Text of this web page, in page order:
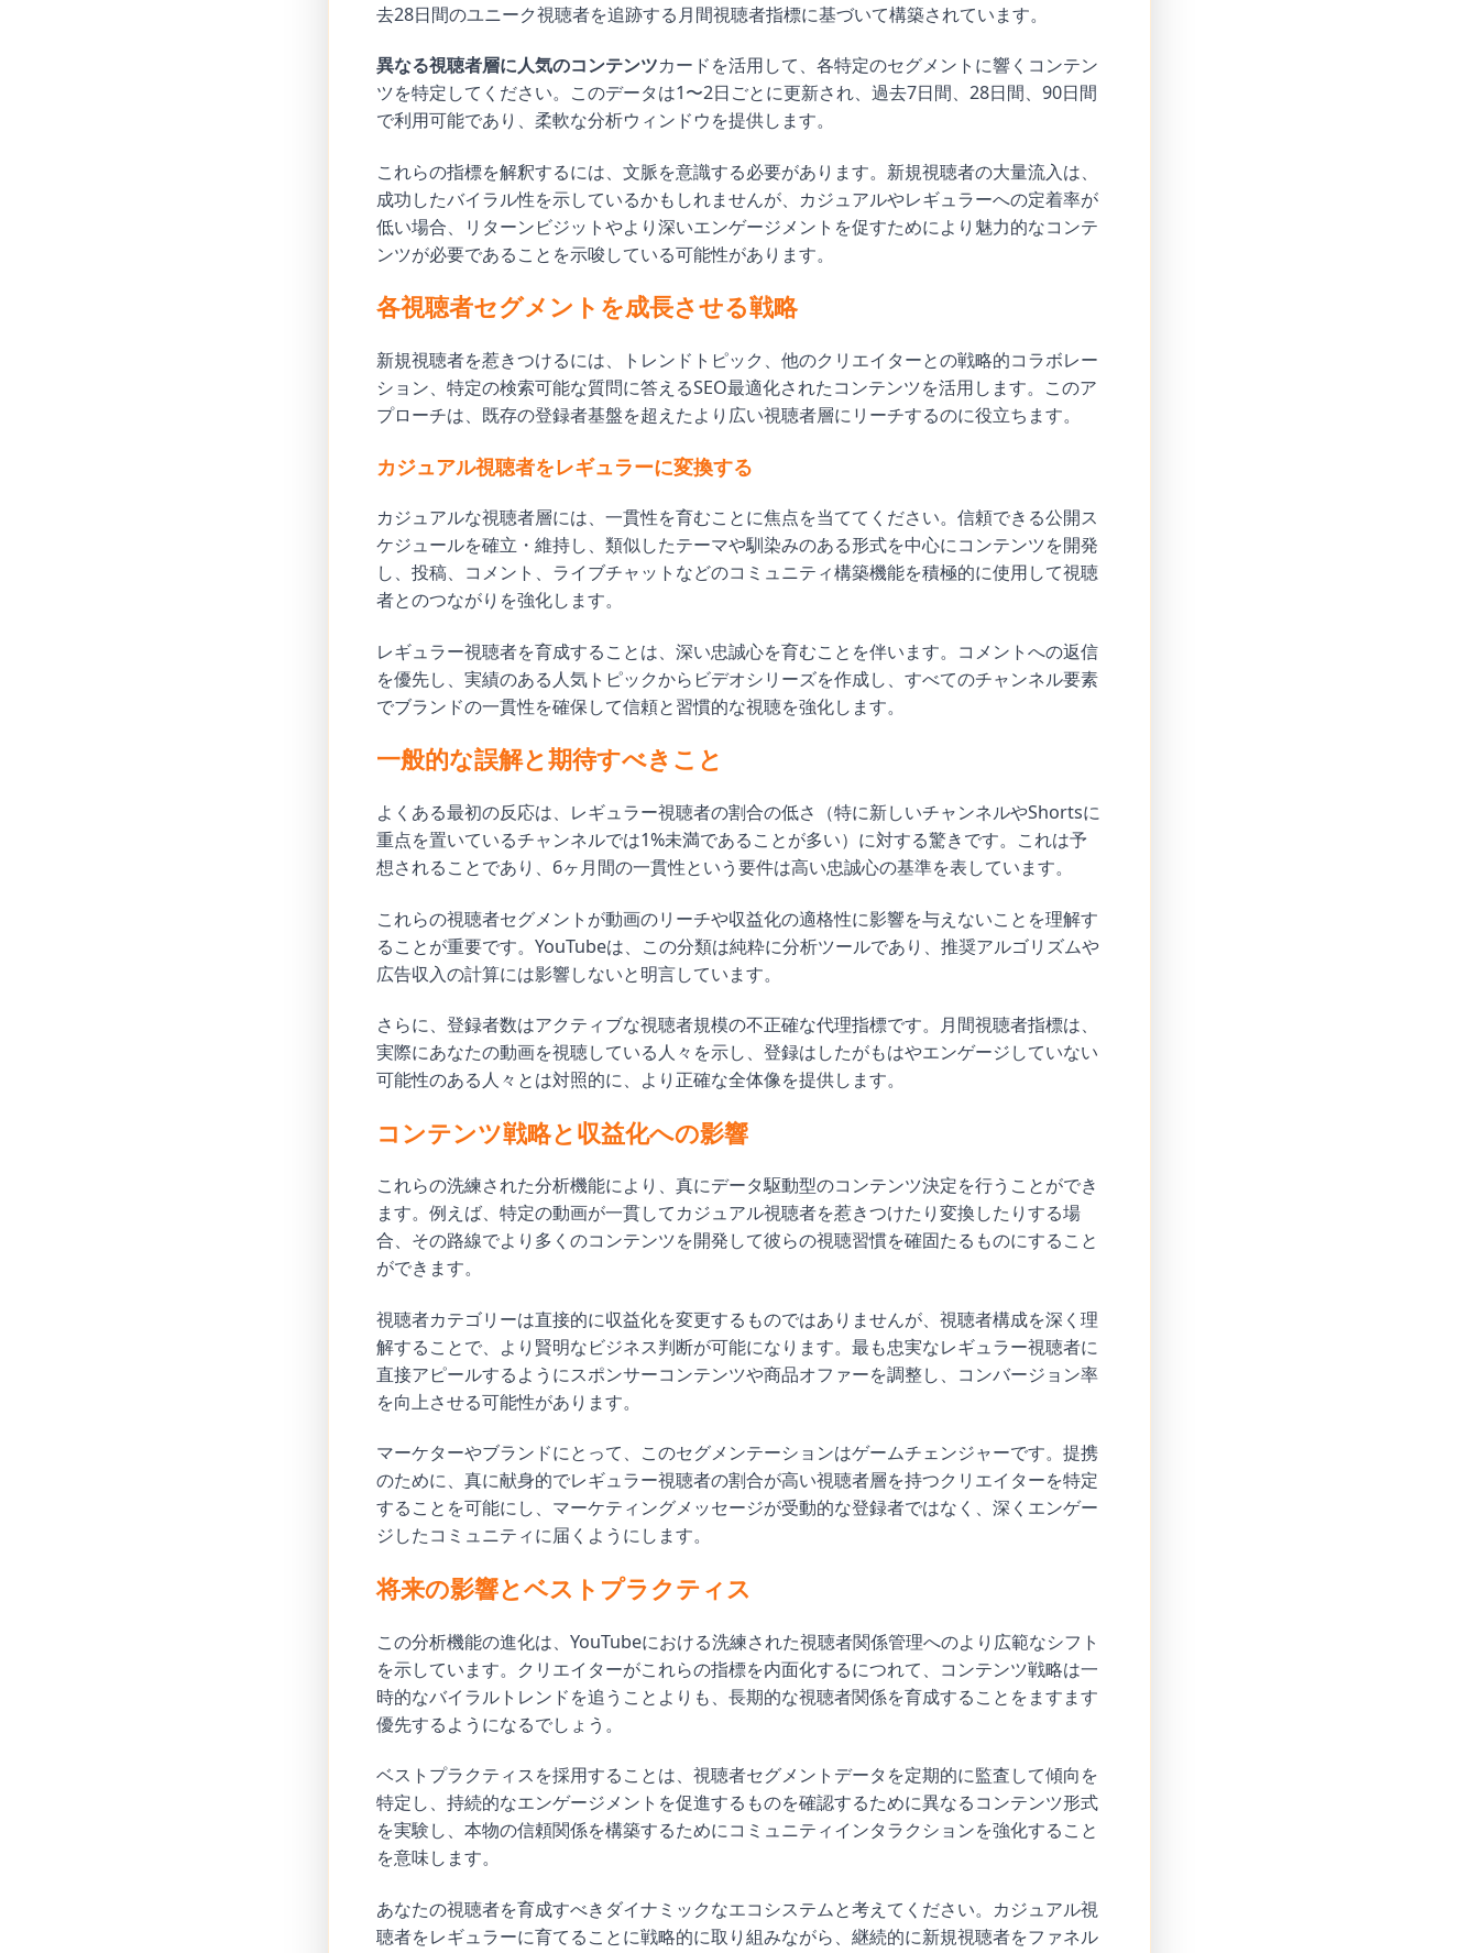
去28日間のユニーク視聴者を追跡する月間視聴者指標に基づいて構築されています。
異なる視聴者層に人気のコンテンツカードを活用して、各特定のセグメントに響くコンテン
ツを特定してください。このデータは1〜2日ごとに更新され、過去7日間、28日間、90日間
で利用可能であり、柔軟な分析ウィンドウを提供します。
これらの指標を解釈するには、文脈を意識する必要があります。新規視聴者の大量流入は、
成功したバイラル性を示しているかもしれませんが、カジュアルやレギュラーへの定着率が
低い場合、リターンビジットやより深いエンゲージメントを促すためにより魅力的なコンテ
ンツが必要であることを示唆している可能性があります。
各視聴者セグメントを成長させる戦略
新規視聴者を惹きつけるには、トレンドトピック、他のクリエイターとの戦略的コラボレー
ション、特定の検索可能な質問に答えるSEO最適化されたコンテンツを活用します。このア
プローチは、既存の登録者基盤を超えたより広い視聴者層にリーチするのに役立ちます。
カジュアル視聴者をレギュラーに変換する
カジュアルな視聴者層には、一貫性を育むことに焦点を当ててください。信頼できる公開ス
ケジュールを確立・維持し、類似したテーマや馴染みのある形式を中心にコンテンツを開発
し、投稿、コメント、ライブチャットなどのコミュニティ構築機能を積極的に使用して視聴
者とのつながりを強化します。
レギュラー視聴者を育成することは、深い忠誠心を育むことを伴います。コメントへの返信
を優先し、実績のある人気トピックからビデオシリーズを作成し、すべてのチャンネル要素
でブランドの一貫性を確保して信頼と習慣的な視聴を強化します。
一般的な誤解と期待すべきこと
よくある最初の反応は、レギュラー視聴者の割合の低さ（特に新しいチャンネルやShortsに
重点を置いているチャンネルでは1%未満であることが多い）に対する驚きです。これは予
想されることであり、6ヶ月間の一貫性という要件は高い忠誠心の基準を表しています。
これらの視聴者セグメントが動画のリーチや収益化の適格性に影響を与えないことを理解す
ることが重要です。YouTubeは、この分類は純粋に分析ツールであり、推奨アルゴリズムや
広告収入の計算には影響しないと明言しています。
さらに、登録者数はアクティブな視聴者規模の不正確な代理指標です。月間視聴者指標は、
実際にあなたの動画を視聴している人々を示し、登録はしたがもはやエンゲージしていない
可能性のある人々とは対照的に、より正確な全体像を提供します。
コンテンツ戦略と収益化への影響
これらの洗練された分析機能により、真にデータ駆動型のコンテンツ決定を行うことができ
ます。例えば、特定の動画が一貫してカジュアル視聴者を惹きつけたり変換したりする場
合、その路線でより多くのコンテンツを開発して彼らの視聴習慣を確固たるものにすること
ができます。
視聴者カテゴリーは直接的に収益化を変更するものではありませんが、視聴者構成を深く理
解することで、より賢明なビジネス判断が可能になります。最も忠実なレギュラー視聴者に
直接アピールするようにスポンサーコンテンツや商品オファーを調整し、コンバージョン率
を向上させる可能性があります。
マーケターやブランドにとって、このセグメンテーションはゲームチェンジャーです。提携
のために、真に献身的でレギュラー視聴者の割合が高い視聴者層を持つクリエイターを特定
することを可能にし、マーケティングメッセージが受動的な登録者ではなく、深くエンゲー
ジしたコミュニティに届くようにします。
将来の影響とベストプラクティス
この分析機能の進化は、YouTubeにおける洗練された視聴者関係管理へのより広範なシフト
を示しています。クリエイターがこれらの指標を内面化するにつれて、コンテンツ戦略は一
時的なバイラルトレンドを追うことよりも、長期的な視聴者関係を育成することをますます
優先するようになるでしょう。
ベストプラクティスを採用することは、視聴者セグメントデータを定期的に監査して傾向を
特定し、持続的なエンゲージメントを促進するものを確認するために異なるコンテンツ形式
を実験し、本物の信頼関係を構築するためにコミュニティインタラクションを強化すること
を意味します。
あなたの視聴者を育成すべきダイナミックなエコシステムと考えてください。カジュアル視
聴者をレギュラーに育てることに戦略的に取り組みながら、継続的に新規視聴者をファネル